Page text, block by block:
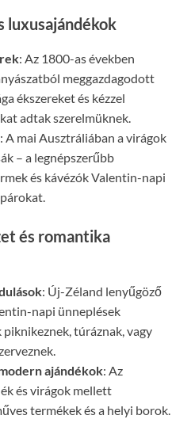
luxusajándékok
: Az 1800-as években
meggazdagodott
ékszereket és kézzel
adtak szerelmüknek.
: A mai Ausztráliában a virágok
– a legnépszerűbb
és kávézók Valentin-napi
és romantika
: Új-Zéland lenyűgöző
napi ünneplések
piknikeznek, túráznak, vagy
ajándékok: Az
és virágok mellett
termékek és a helyi borok.